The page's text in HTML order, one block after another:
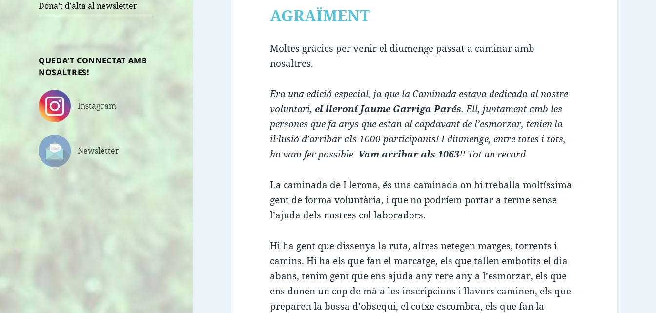
fill
Dona’t d’alta al newsletter
QUEDA'T CONNECTAT AMB
NOSALTRES!
Instagram
Newsletter
AGRAÏMENT
Moltes gràcies per venir el diumenge passat a caminar amb
nosaltres.
Era una edició especial, ja que la Caminada estava dedicada al nostre
voluntari,el lleroní Jaume Garriga Parés. Ell, juntament amb les
persones que fa anys que estan al capdavant de l’esmorzar, tenien la
il·lusió d’arribar als 1000 participants! I diumenge, entre totes i tots,
ho vam fer possible. Vam arribar als 1063!! Tot un record.
La caminada de Llerona, és una caminada on hi treballa moltíssima
gent de forma voluntària, i que no podríem portar a terme sense
l’ajuda dels nostres col·laboradors.
Hi ha gent que dissenya la ruta, altres netegen marges, torrents i
camins. Hi ha els que fan el marcatge, els que tallen embotits el dia
abans, tenim gent que ens ajuda any rere any a l’esmorzar, els que
ens donen un cop de mà a les inscripcions i llavors caminen, els que
preparen la bossa d’obsequi, el cotxe escombra, els que fan la